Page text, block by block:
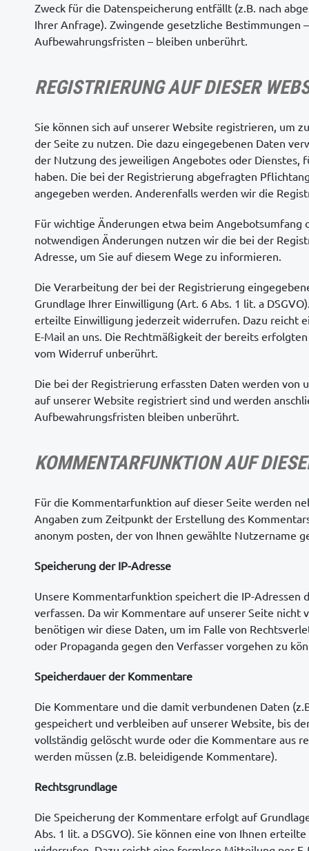
Zweck für die Datenspeicherung entfällt (z.B. nach
Ihrer Anfrage). Zwingende gesetzliche Bestimmungen
Aufbewahrungsfristen – bleiben unberührt.
REGISTRIERUNG AUF DIESER
Sie können sich auf unserer Website registrieren, um
der Seite zu nutzen. Die dazu eingegebenen Daten
der Nutzung des jeweiligen Angebotes oder Dienstes,
haben. Die bei der Registrierung abgefragten
angegeben werden. Anderenfalls werden wir die
Für wichtige Änderungen etwa beim Angebotsumfang
notwendigen Änderungen nutzen wir die bei der
Adresse, um Sie auf diesem Wege zu informieren.
Die Verarbeitung der bei der Registrierung
Grundlage Ihrer Einwilligung (Art. 6 Abs. 1 lit. a
erteilte Einwilligung jederzeit widerrufen. Dazu reicht
E-Mail an uns. Die Rechtmäßigkeit der bereits
vom Widerruf unberührt.
Die bei der Registrierung erfassten Daten werden von
auf unserer Website registriert sind und werden
Aufbewahrungsfristen bleiben unberührt.
KOMMENTARFUNKTION AUF
Für die Kommentarfunktion auf dieser Seite werden
Angaben zum Zeitpunkt der Erstellung des
anonym posten, der von Ihnen gewählte Nutzername
Speicherung der IP-Adresse
Unsere Kommentarfunktion speichert die IP-Adressen
verfassen. Da wir Kommentare auf unserer Seite nicht
benötigen wir diese Daten, um im Falle von
oder Propaganda gegen den Verfasser vorgehen zu
Speicherdauer der Kommentare
Die Kommentare und die damit verbundenen Daten
gespeichert und verbleiben auf unserer Website, bis
vollständig gelöscht wurde oder die Kommentare aus
werden müssen (z.B. beleidigende Kommentare).
Rechtsgrundlage
Die Speicherung der Kommentare erfolgt auf
Abs. 1 lit. a DSGVO). Sie können eine von Ihnen